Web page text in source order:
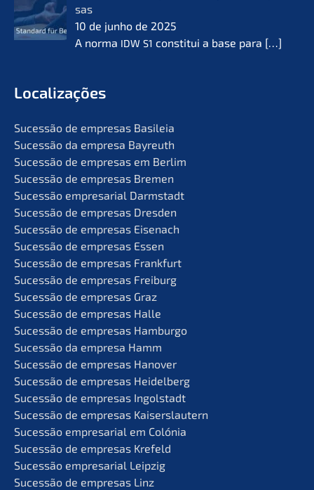
sas
10 de junho de 2025
A norma IDW S1 consti­tui a base para […]
Locali­za­ções
Suces­são de empre­sas Basileia
Suces­são da empre­sa Bayreuth
Suces­são de empre­sas em Berlim
Suces­são de empre­sas Bremen
Suces­são empre­sa­ri­al Darmstadt
Suces­são de empre­sas Dresden
Suces­são de empre­sas Eisenach
Suces­são de empre­sas Essen
Suces­são de empre­sas Frankfurt
Suces­são de empre­sas Freiburg
Suces­são de empre­sas Graz
Suces­são de empre­sas Halle
Suces­são de empre­sas Hamburgo
Suces­são da empre­sa Hamm
Suces­são de empre­sas Hanover
Suces­são de empre­sas Heidelberg
Suces­são de empre­sas Ingolstadt
Suces­são de empre­sas Kaiserslautern
Suces­são empre­sa­ri­al em Colónia
Suces­são de empre­sas Krefeld
Suces­são empre­sa­ri­al Leipzig
Suces­são de empre­sas Linz